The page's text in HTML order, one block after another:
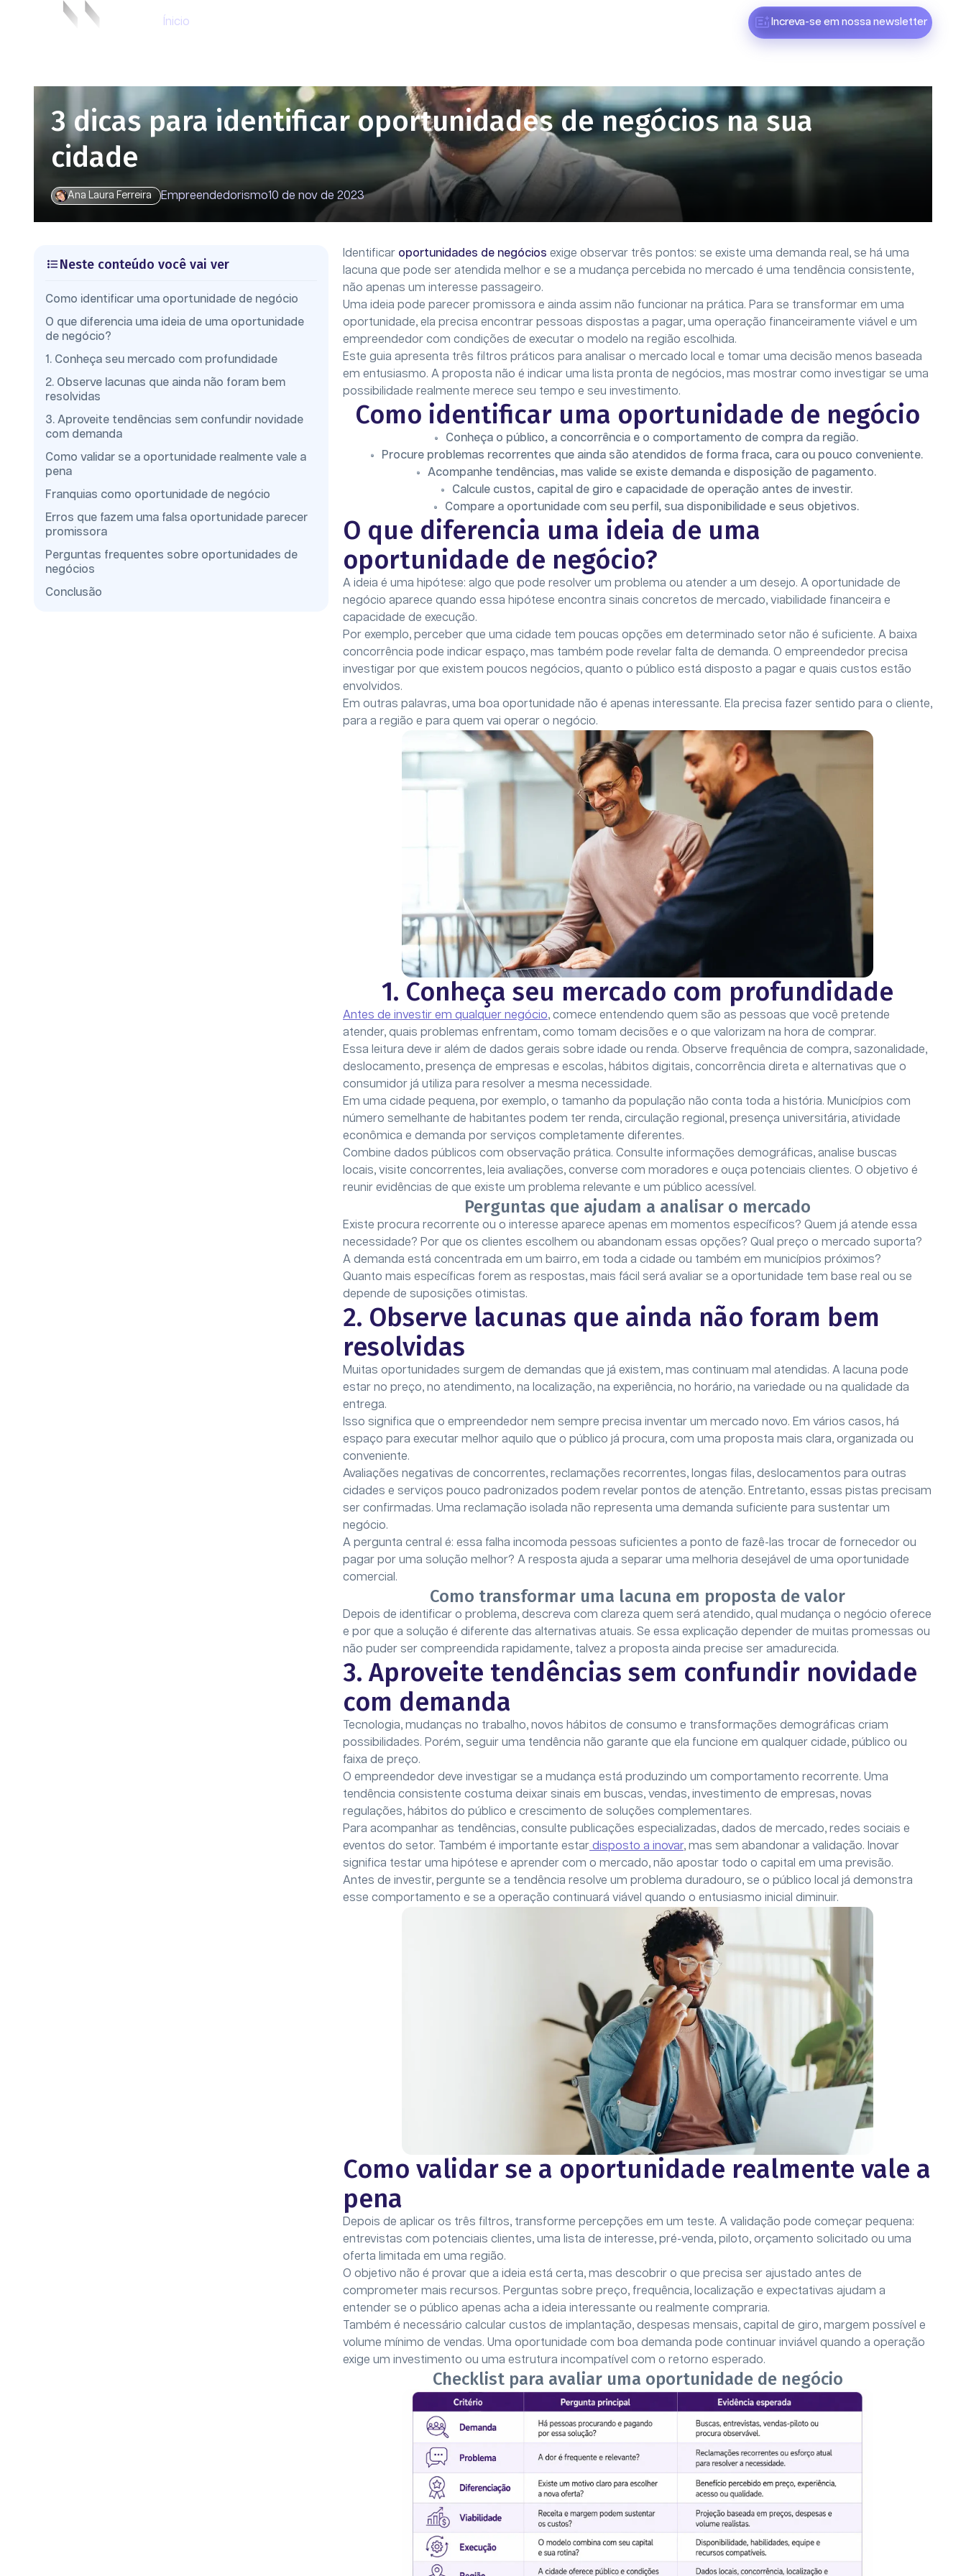
Ínicio Increva-se em nossa newsletter
3 dicas para identificar oportunidades de negócios na sua
cidade
Ana Laura Ferreira Empreendedorismo10 de nov de 2023
Neste conteúdo você vai ver
Como identificar uma oportunidade de negócio
O que diferencia uma ideia de uma oportunidade
de negócio?
1. Conheça seu mercado com profundidade
2. Observe lacunas que ainda não foram bem
resolvidas
3. Aproveite tendências sem confundir novidade
com demanda
Como validar se a oportunidade realmente vale a
pena
Franquias como oportunidade de negócio
Erros que fazem uma falsa oportunidade parecer
promissora
Perguntas frequentes sobre oportunidades de
negócios
Conclusão
Identificar oportunidades de negócios exige observar três pontos: se existe uma demanda real, se há uma
lacuna que pode ser atendida melhor e se a mudança percebida no mercado é uma tendência consistente,
não apenas um interesse passageiro.
Uma ideia pode parecer promissora e ainda assim não funcionar na prática. Para se transformar em uma
oportunidade, ela precisa encontrar pessoas dispostas a pagar, uma operação financeiramente viável e um
empreendedor com condições de executar o modelo na região escolhida.
Este guia apresenta três filtros práticos para analisar o mercado local e tomar uma decisão menos baseada
em entusiasmo. A proposta não é indicar uma lista pronta de negócios, mas mostrar como investigar se uma
possibilidade realmente merece seu tempo e seu investimento.
Como identificar uma oportunidade de negócio
Conheça o público, a concorrência e o comportamento de compra da região.
Procure problemas recorrentes que ainda são atendidos de forma fraca, cara ou pouco conveniente.
Acompanhe tendências, mas valide se existe demanda e disposição de pagamento.
Calcule custos, capital de giro e capacidade de operação antes de investir.
Compare a oportunidade com seu perfil, sua disponibilidade e seus objetivos.
O que diferencia uma ideia de uma
oportunidade de negócio?
A ideia é uma hipótese: algo que pode resolver um problema ou atender a um desejo. A oportunidade de
negócio aparece quando essa hipótese encontra sinais concretos de mercado, viabilidade financeira e
capacidade de execução.
Por exemplo, perceber que uma cidade tem poucas opções em determinado setor não é suficiente. A baixa
concorrência pode indicar espaço, mas também pode revelar falta de demanda. O empreendedor precisa
investigar por que existem poucos negócios, quanto o público está disposto a pagar e quais custos estão
envolvidos.
Em outras palavras, uma boa oportunidade não é apenas interessante. Ela precisa fazer sentido para o cliente,
para a região e para quem vai operar o negócio.
1. Conheça seu mercado com profundidade
Antes de investir em qualquer negócio, comece entendendo quem são as pessoas que você pretende
atender, quais problemas enfrentam, como tomam decisões e o que valorizam na hora de comprar.
Essa leitura deve ir além de dados gerais sobre idade ou renda. Observe frequência de compra, sazonalidade,
deslocamento, presença de empresas e escolas, hábitos digitais, concorrência direta e alternativas que o
consumidor já utiliza para resolver a mesma necessidade.
Em uma cidade pequena, por exemplo, o tamanho da população não conta toda a história. Municípios com
número semelhante de habitantes podem ter renda, circulação regional, presença universitária, atividade
econômica e demanda por serviços completamente diferentes.
Combine dados públicos com observação prática. Consulte informações demográficas, analise buscas
locais, visite concorrentes, leia avaliações, converse com moradores e ouça potenciais clientes. O objetivo é
reunir evidências de que existe um problema relevante e um público acessível.
Perguntas que ajudam a analisar o mercado
Existe procura recorrente ou o interesse aparece apenas em momentos específicos? Quem já atende essa
necessidade? Por que os clientes escolhem ou abandonam essas opções? Qual preço o mercado suporta?
A demanda está concentrada em um bairro, em toda a cidade ou também em municípios próximos?
Quanto mais específicas forem as respostas, mais fácil será avaliar se a oportunidade tem base real ou se
depende de suposições otimistas.
2. Observe lacunas que ainda não foram bem
resolvidas
Muitas oportunidades surgem de demandas que já existem, mas continuam mal atendidas. A lacuna pode
estar no preço, no atendimento, na localização, na experiência, no horário, na variedade ou na qualidade da
entrega.
Isso significa que o empreendedor nem sempre precisa inventar um mercado novo. Em vários casos, há
espaço para executar melhor aquilo que o público já procura, com uma proposta mais clara, organizada ou
conveniente.
Avaliações negativas de concorrentes, reclamações recorrentes, longas filas, deslocamentos para outras
cidades e serviços pouco padronizados podem revelar pontos de atenção. Entretanto, essas pistas precisam
ser confirmadas. Uma reclamação isolada não representa uma demanda suficiente para sustentar um
negócio.
A pergunta central é: essa falha incomoda pessoas suficientes a ponto de fazê-las trocar de fornecedor ou
pagar por uma solução melhor? A resposta ajuda a separar uma melhoria desejável de uma oportunidade
comercial.
Como transformar uma lacuna em proposta de valor
Depois de identificar o problema, descreva com clareza quem será atendido, qual mudança o negócio oferece
e por que a solução é diferente das alternativas atuais. Se essa explicação depender de muitas promessas ou
não puder ser compreendida rapidamente, talvez a proposta ainda precise ser amadurecida.
3. Aproveite tendências sem confundir novidade
com demanda
Tecnologia, mudanças no trabalho, novos hábitos de consumo e transformações demográficas criam
possibilidades. Porém, seguir uma tendência não garante que ela funcione em qualquer cidade, público ou
faixa de preço.
O empreendedor deve investigar se a mudança está produzindo um comportamento recorrente. Uma
tendência consistente costuma deixar sinais em buscas, vendas, investimento de empresas, novas
regulações, hábitos do público e crescimento de soluções complementares.
Para acompanhar as tendências, consulte publicações especializadas, dados de mercado, redes sociais e
eventos do setor. Também é importante estar disposto a inovar, mas sem abandonar a validação. Inovar
significa testar uma hipótese e aprender com o mercado, não apostar todo o capital em uma previsão.
Antes de investir, pergunte se a tendência resolve um problema duradouro, se o público local já demonstra
esse comportamento e se a operação continuará viável quando o entusiasmo inicial diminuir.
Como validar se a oportunidade realmente vale a
pena
Depois de aplicar os três filtros, transforme percepções em um teste. A validação pode começar pequena:
entrevistas com potenciais clientes, uma lista de interesse, pré-venda, piloto, orçamento solicitado ou uma
oferta limitada em uma região.
O objetivo não é provar que a ideia está certa, mas descobrir o que precisa ser ajustado antes de
comprometer mais recursos. Perguntas sobre preço, frequência, localização e expectativas ajudam a
entender se o público apenas acha a ideia interessante ou realmente compraria.
Também é necessário calcular custos de implantação, despesas mensais, capital de giro, margem possível e
volume mínimo de vendas. Uma oportunidade com boa demanda pode continuar inviável quando a operação
exige um investimento ou uma estrutura incompatível com o retorno esperado.
Checklist para avaliar uma oportunidade de negócio